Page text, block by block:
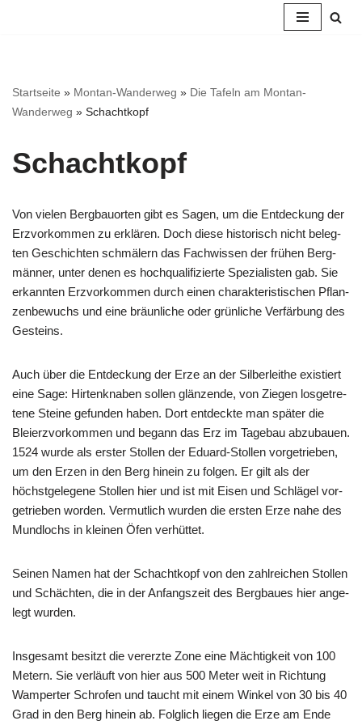
Startseite » Montan-Wanderweg » Die Tafeln am Montan-
Wanderweg » Schachtkopf
Schacht­kopf
Von vie­len Berg­bau­or­ten gibt es Sagen, um die Ent­de­ckung der
Erz­vor­kom­men zu erklä­ren. Doch die­se his­to­risch nicht beleg­
ten Geschich­ten schmä­lern das Fach­wis­sen der frü­hen Berg­
män­ner, unter denen es hoch­qua­li­fi­zier­te Spe­zia­lis­ten gab. Sie
erkann­ten Erz­vor­kom­men durch einen cha­rak­te­ris­ti­schen Pflan­
zen­be­wuchs und eine bräun­li­che oder grün­li­che Ver­fär­bung des
Gesteins.
Auch über die Ent­de­ckung der Erze an der Sil­ber­lei­t­he exis­tiert
eine Sage: Hir­ten­kna­ben sol­len glän­zen­de, von Zie­gen los­ge­tre­
te­ne Stei­ne gefun­den haben. Dort ent­deck­te man spä­ter die
Blei­erz­vor­kom­men und begann das Erz im Tage­bau abzu­bau­en.
1524 wur­de als ers­ter Stol­len der Edu­ard-Stol­len vor­ge­trie­ben,
um den Erzen in den Berg hin­ein zu fol­gen. Er gilt als der
höchst­ge­le­ge­ne Stol­len hier und ist mit Eisen und Schlä­gel vor­
ge­trie­ben wor­den. Ver­mut­lich wur­den die ers­ten Erze nahe des
Mund­lochs in klei­nen Öfen ver­hüt­tet.
Sei­nen Namen hat der Schacht­kopf von den zahl­rei­chen Stol­len
und Schäch­ten, die in der Anfangs­zeit des Berg­bau­es hier ange­
legt wur­den.
Ins­ge­samt besitzt die ver­erz­te Zone eine Mäch­tig­keit von 100
Metern. Sie ver­läuft von hier aus 500 Meter weit in Rich­tung
Wam­per­ter Schr­ofen und taucht mit einem Win­kel von 30 bis 40
Grad in den Berg hin­ein ab. Folg­lich lie­gen die Erze am Ende